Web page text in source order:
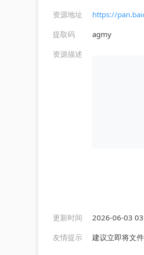
资源地址
https://
提取码
agmy
资源描述
更新时间
2026-06-03
友情提示
建议立即将文